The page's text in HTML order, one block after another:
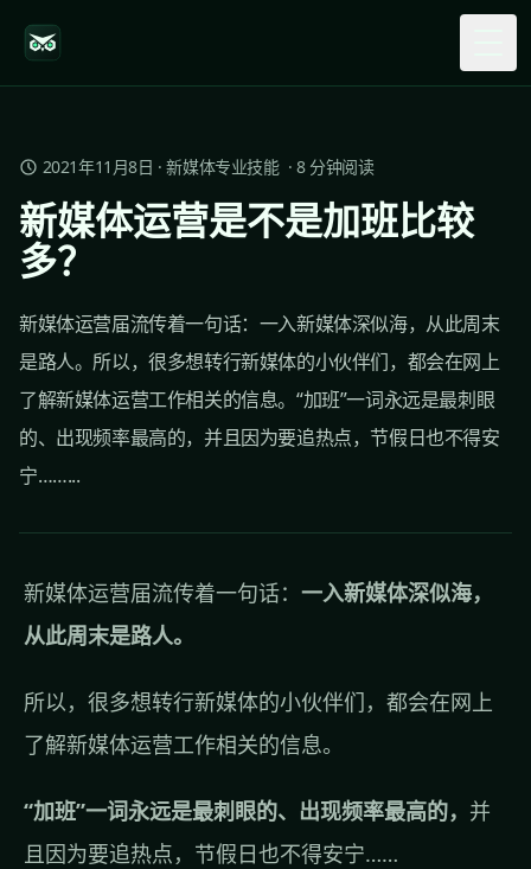
2021年11月8日 ·新媒体专业技能·8分钟阅读
新媒体运营是不是加班比较
多？
新媒体运营届流传着一句话：一入新媒体深似海，从此周末
是路人。所以，很多想转行新媒体的小伙伴们，都会在网上
了解新媒体运营工作相关的信息。“加班”一词永远是最刺眼
的、出现频率最高的，并且因为要追热点，节假日也不得安
宁……...
新媒体运营届流传着一句话： 一入新媒体深似海，
从此周末是路人。
所以，很多想转行新媒体的小伙伴们，都会在网上
了解新媒体运营工作相关的信息。
“加班”一词永远是最刺眼的、出现频率最高的， 并
且因为要追热点，节假日也不得安宁……